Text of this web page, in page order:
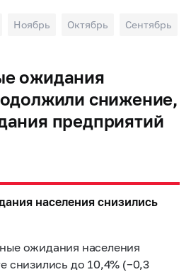
Ноябрь Октябрь Сентябрь
ожидания
снижение,
предприятий
населения снизились
ожидания населения
снизились до 10,4% (−0,3